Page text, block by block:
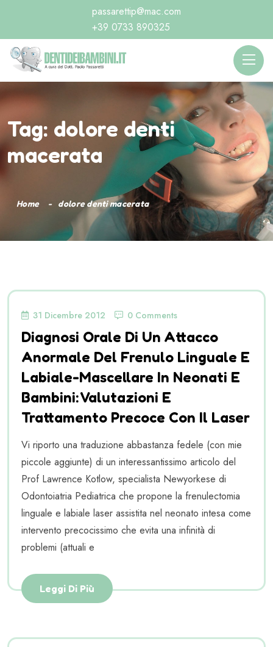
passarettip@mac.com
+39 0733 890325
Tag: dolore denti
macerata
Home dolore denti macerata
31 Dicembre 2012 0 Comments
Diagnosi Orale Di Un Attacco
Anormale Del Frenulo Linguale E
Labiale-Mascellare In Neonati E
Bambini: Valutazioni E
Trattamento Precoce Con Il Laser
Vi riporto una traduzione abbastanza fedele (con mie
piccole aggiunte) di un interessantissimo articolo del
Prof Lawrence Kotlow, specialista Newyorkese di
Odontoiatria Pediatrica che propone la frenulectomia
linguale e labiale laser assistita nel neonato intesa come
intervento precocissimo che evita una infinità di
problemi (attuali e
Leggi Di Più